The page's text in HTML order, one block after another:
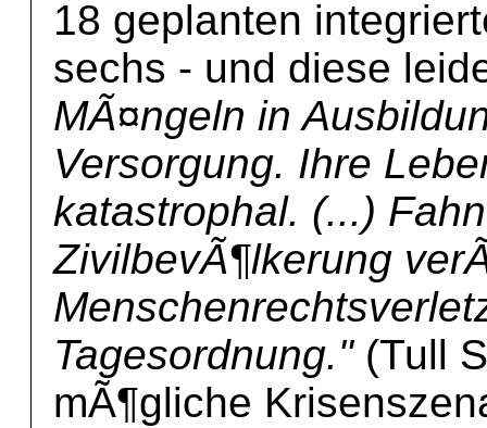
18 geplanten
sechs - und diese
MÃ¤ngeln in
Versorgung. Ihre
katastrophal. (...)
ZivilbevÃ¶lkerung
Tagesordnung."(Tull
mÃ¶gliche